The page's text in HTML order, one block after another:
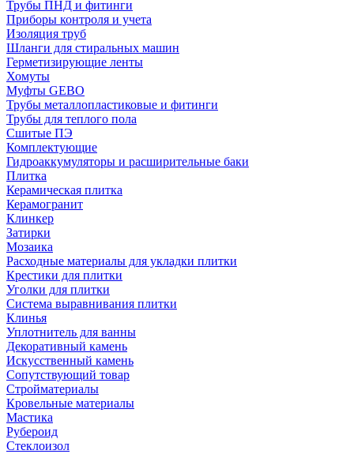
Трубы ПНД и фитинги
Приборы контроля и учета
Изоляция труб
Шланги для стиральных машин
Герметизирующие ленты
Хомуты
Муфты GEBO
Трубы металлопластиковые и фитинги
Трубы для теплого пола
Сшитые ПЭ
Комплектующие
Гидроаккумуляторы и расширительные баки
Плитка
Керамическая плитка
Керамогранит
Клинкер
Затирки
Мозаика
Расходные материалы для укладки плитки
Крестики для плитки
Уголки для плитки
Система выравнивания плитки
Клинья
Уплотнитель для ванны
Декоративный камень
Искусственный камень
Сопутствующий товар
Стройматериалы
Кровельные материалы
Мастика
Рубероид
Стеклоизол